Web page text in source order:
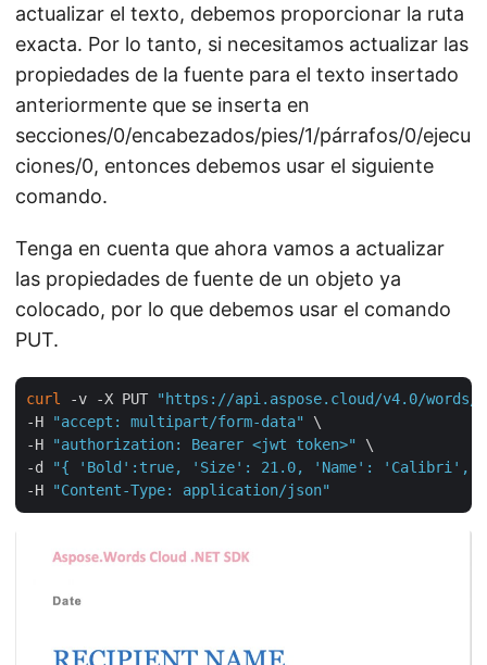
actualizar el texto, debemos proporcionar la ruta
exacta. Por lo tanto, si necesitamos actualizar las
propiedades de la fuente para el texto insertado
anteriormente que se inserta en
secciones/0/encabezados/pies/1/párrafos/0/ejecu
ciones/0, entonces debemos usar el siguiente
comando.
Tenga en cuenta que ahora vamos a actualizar
las propiedades de fuente de un objeto ya
colocado, por lo que debemos usar el comando
PUT.
curl -v -X PUT
"https://api.aspose.cloud/v4.0/words/
-H
"accept: multipart/form-data"
\
-H
"authorization: Bearer <jwt token>"
\
-d
"{ 'Bold':true, 'Size': 21.0, 'Name': 'Calibri',
-H
"Content-Type: application/json"